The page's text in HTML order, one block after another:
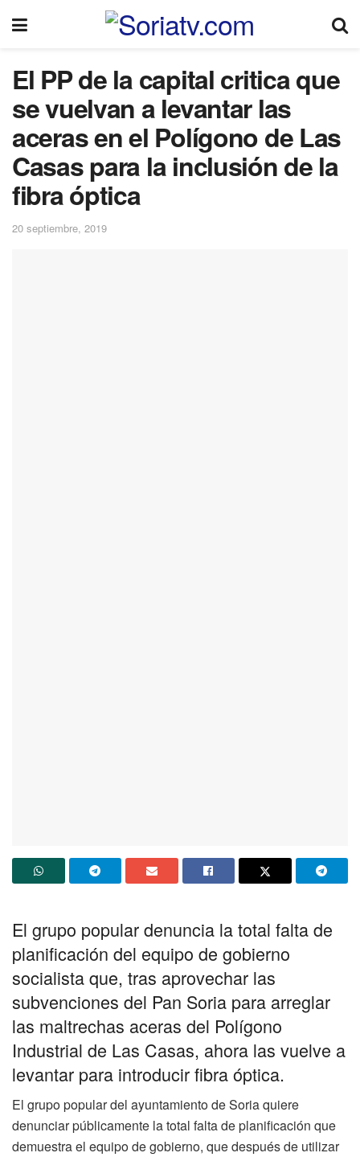
El PP de la capital critica que
se vuelvan a levantar las
aceras en el Polígono de Las
Casas para la inclusión de la
fibra óptica
20 septiembre, 2019
El grupo popular denuncia la total falta de
planificación del equipo de gobierno
socialista que, tras aprovechar las
subvenciones del Pan Soria para arreglar
las maltrechas aceras del Polígono
Industrial de Las Casas, ahora las vuelve a
levantar para introducir fibra óptica.
El grupo popular del ayuntamiento de Soria quiere
denunciar públicamente la total falta de planificación que
demuestra el equipo de gobierno, que después de utilizar